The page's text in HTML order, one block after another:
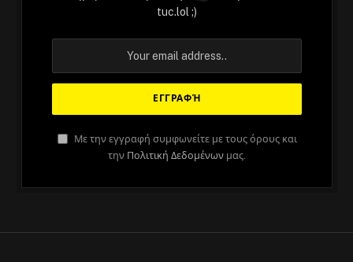
tuc.lol ;)
Με την εγγραφή συμφωνείτε με τους όρους και
την Πολιτική Δεδομένων μας.
ΆΡΘΡΑ